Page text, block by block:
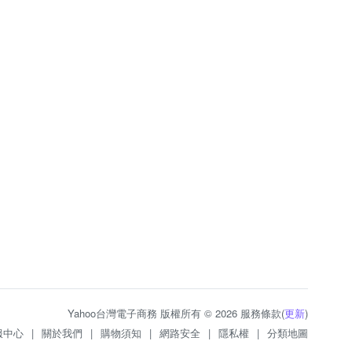
Yahoo台灣電子商務 版權所有 © 2026 服務條款(更新)
中心 | 關於我們 | 購物須知 | 網路安全 | 隱私權 | 分類地圖